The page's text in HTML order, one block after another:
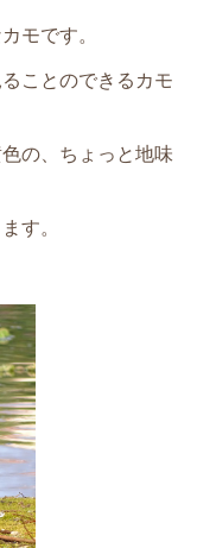
モです。
ことのできるカモ
の、ちょっと地味
す。